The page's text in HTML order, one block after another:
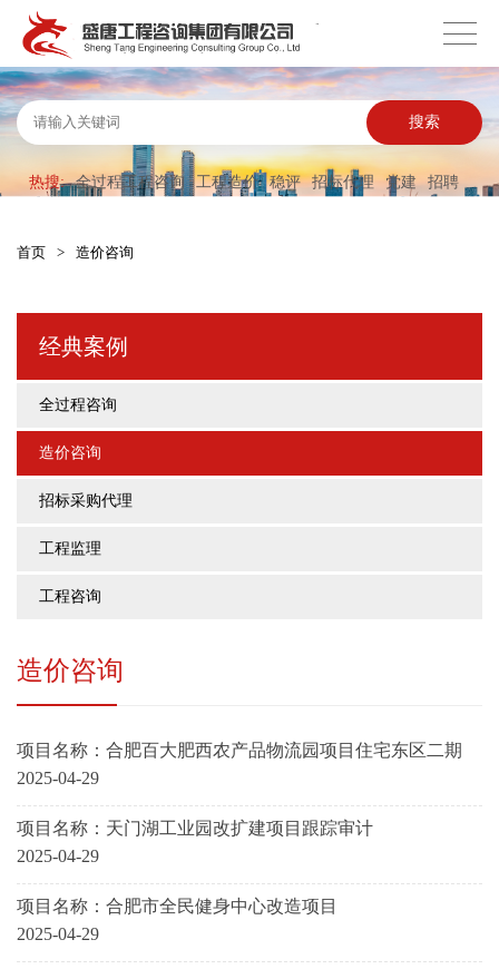
搜索
热搜: 全过程工程咨询 工程造价 稳评 招标代理 党建 招聘
首页 > 造价咨询
经典案例
全过程咨询
造价咨询
招标采购代理
工程监理
工程咨询
造价咨询
项目名称：合肥百大肥西农产品物流园项目住宅东区二期
2025-04-29
项目名称：天门湖工业园改扩建项目跟踪审计
2025-04-29
项目名称：合肥市全民健身中心改造项目
2025-04-29